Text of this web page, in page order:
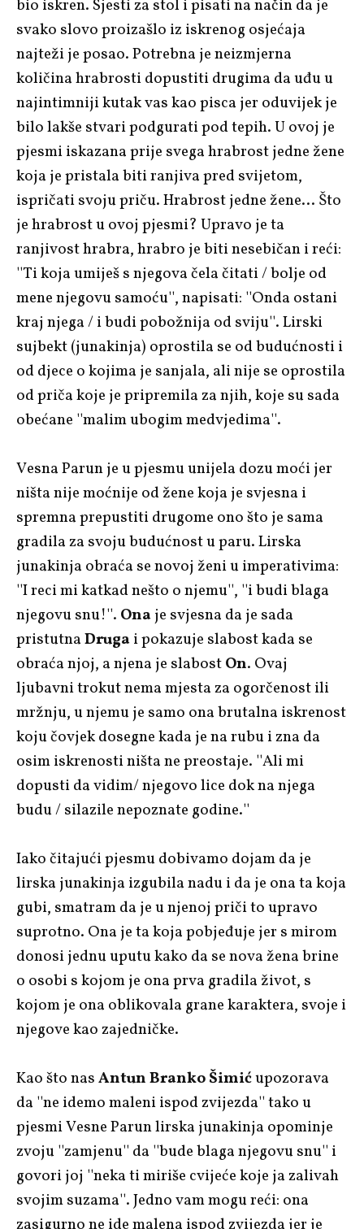
bio iskren. Sjesti za stol i pisati na način da je
svako slovo proizašlo iz iskrenog osjećaja
najteži je posao. Potrebna je neizmjerna
količina hrabrosti dopustiti drugima da uđu u
najintimniji kutak vas kao pisca jer oduvijek je
bilo lakše stvari podgurati pod tepih. U ovoj je
pjesmi iskazana prije svega hrabrost jedne žene
koja je pristala biti ranjiva pred svijetom,
ispričati svoju priču. Hrabrost jedne žene… Što
je hrabrost u ovoj pjesmi? Upravo je ta
ranjivost hrabra, hrabro je biti nesebičan i reći:
''Ti koja umiješ s njegova čela čitati / bolje od
mene njegovu samoću'', napisati: ''Onda ostani
kraj njega / i budi pobožnija od sviju''. Lirski
sujbekt (junakinja) oprostila se od budućnosti i
od djece o kojima je sanjala, ali nije se oprostila
od priča koje je pripremila za njih, koje su sada
obećane ''malim ubogim medvjedima''.
Vesna Parun je u pjesmu unijela dozu moći jer
ništa nije moćnije od žene koja je svjesna i
spremna prepustiti drugome ono što je sama
gradila za svoju budućnost u paru. Lirska
junakinja obraća se novoj ženi u imperativima:
''I reci mi katkad nešto o njemu'', ''i budi blaga
njegovu snu!''. Onaje svjesna da je sada
pristutnaDrugai pokazuje slabost kada se
obraća njoj, a njena je slabostOn. Ovaj
ljubavni trokut nema mjesta za ogorčenost ili
mržnju, u njemu je samo ona brutalna iskrenost
koju čovjek dosegne kada je na rubu i zna da
osim iskrenosti ništa ne preostaje. ''Ali mi
dopusti da vidim/ njegovo lice dok na njega
budu / silazile nepoznate godine.''
Iako čitajući pjesmu dobivamo dojam da je
lirska junakinja izgubila nadu i da je ona ta koja
gubi, smatram da je u njenoj priči to upravo
suprotno. Ona je ta koja pobjeđuje jer s mirom
donosi jednu uputu kako da se nova žena brine
o osobi s kojom je ona prva gradila život, s
kojom je ona oblikovala grane karaktera, svoje i
njegove kao zajedničke.
Kao što nasAntun Branko Šimićupozorava
da ''ne idemo maleni ispod zvijezda'' tako u
pjesmi Vesne Parun lirska junakinja opominje
zvoju ''zamjenu'' da ''bude blaga njegovu snu'' i
govori joj ''neka ti miriše cvijeće koje ja zalivah
svojim suzama''. Jedno vam mogu reći: ona
zasigurno ne ide malena ispod zvijezda jer je